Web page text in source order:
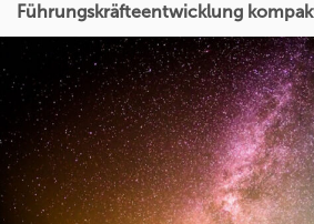
Führungskräfteentwicklung